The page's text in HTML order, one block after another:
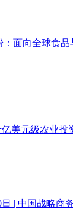
：面向全球食
美元级农业投
日 | 中国战略商